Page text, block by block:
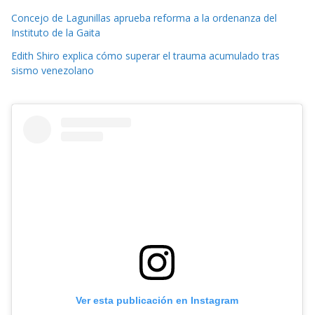
Concejo de Lagunillas aprueba reforma a la ordenanza del
Instituto de la Gaita
Edith Shiro explica cómo superar el trauma acumulado tras
sismo venezolano
Ver esta publicación en Instagram